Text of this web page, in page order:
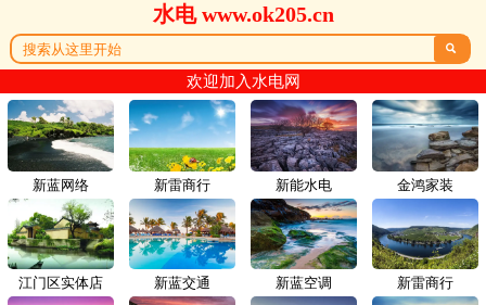
水电 www.ok205.cn

欢迎加入水电网
新蓝网络 新雷商行
江门区实体店 新蓝交通
新能水电 金鸿家装
新蓝空调 新雷商行